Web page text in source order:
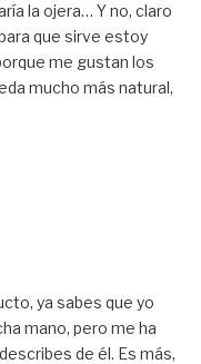
la ojera… Y no, claro
que sirve estoy
me gustan los
mucho más natural,
ya sabes que yo
mano, pero me ha
de él. Es más,